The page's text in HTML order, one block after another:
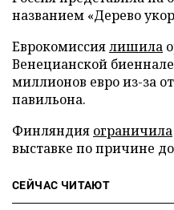
названием «Дерево
Еврокомиссиялишила
Венецианской
миллионов евро из-за
павильона.
Финляндия ограничила
выставке по причине
СЕЙЧАС ЧИТАЮТ